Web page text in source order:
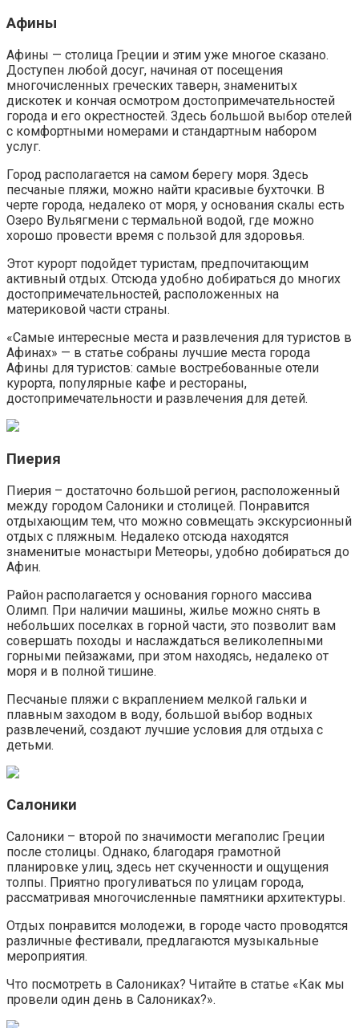
Афины
Афины — столица Греции и этим уже многое сказано.
Доступен любой досуг, начиная от посещения
многочисленных греческих таверн, знаменитых
дискотек и кончая осмотром достопримечательностей
города и его окрестностей. Здесь большой выбор отелей
с комфортными номерами и стандартным набором
услуг.
Город располагается на самом берегу моря. Здесь
песчаные пляжи, можно найти красивые бухточки. В
черте города, недалеко от моря, у основания скалы есть
Озеро Вульягмени с термальной водой, где можно
хорошо провести время с пользой для здоровья.
Этот курорт подойдет туристам, предпочитающим
активный отдых. Отсюда удобно добираться до многих
достопримечательностей, расположенных на
материковой части страны.
«Самые интересные места и развлечения для туристов в
Афинах» — в статье собраны лучшие места города
Афины для туристов: самые востребованные отели
курорта, популярные кафе и рестораны,
достопримечательности и развлечения для детей.
Пиерия
Пиерия – достаточно большой регион, расположенный
между городом Салоники и столицей. Понравится
отдыхающим тем, что можно совмещать экскурсионный
отдых с пляжным. Недалеко отсюда находятся
знаменитые монастыри Метеоры, удобно добираться до
Афин.
Район располагается у основания горного массива
Олимп. При наличии машины, жилье можно снять в
небольших поселках в горной части, это позволит вам
совершать походы и наслаждаться великолепными
горными пейзажами, при этом находясь, недалеко от
моря и в полной тишине.
Песчаные пляжи с вкраплением мелкой гальки и
плавным заходом в воду, большой выбор водных
развлечений, создают лучшие условия для отдыха с
детьми.
Салоники
Салоники – второй по значимости мегаполис Греции
после столицы. Однако, благодаря грамотной
планировке улиц, здесь нет скученности и ощущения
толпы. Приятно прогуливаться по улицам города,
рассматривая многочисленные памятники архитектуры.
Отдых понравится молодежи, в городе часто проводятся
различные фестивали, предлагаются музыкальные
мероприятия.
Что посмотреть в Салониках? Читайте в статье «Как мы
провели один день в Салониках?».